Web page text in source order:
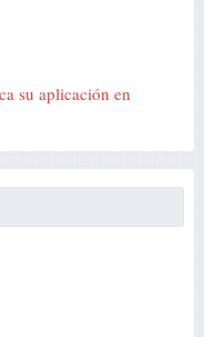
su aplicación en